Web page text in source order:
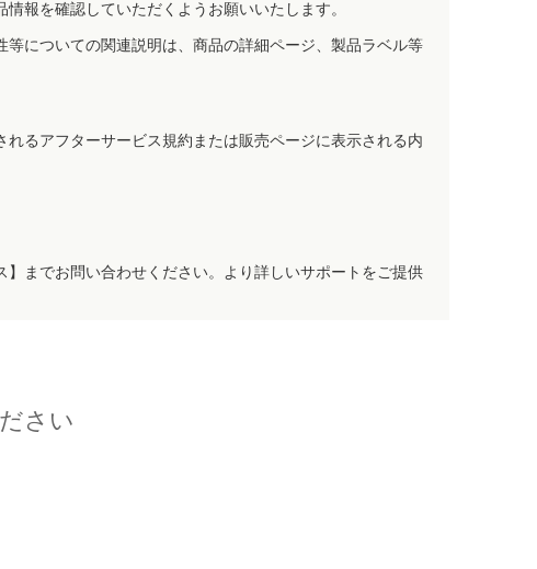
報を確認していただくようお願いいたします。
についての関連説明は、商品の詳細ページ、製品ラベル等
るアフターサービス規約または販売ページに表示される内
までお問い合わせください。より詳しいサポートをご提供
さい